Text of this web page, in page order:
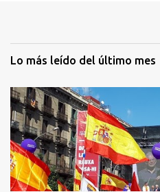
Lo más leído del último mes